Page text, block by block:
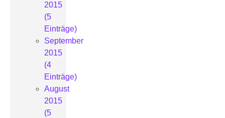
2015
(5
Einträge)
September
2015
(4
Einträge)
August
2015
(5